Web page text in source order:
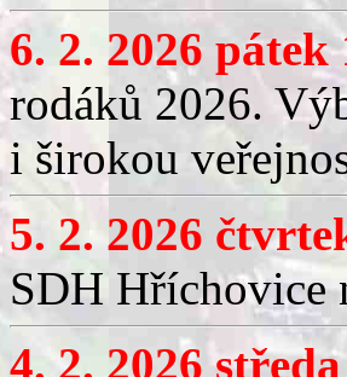
6. 2. 2026 pátek
rodáků 2026.
i širokou
5. 2. 2026
SDH Hříchovice
4. 2. 2026